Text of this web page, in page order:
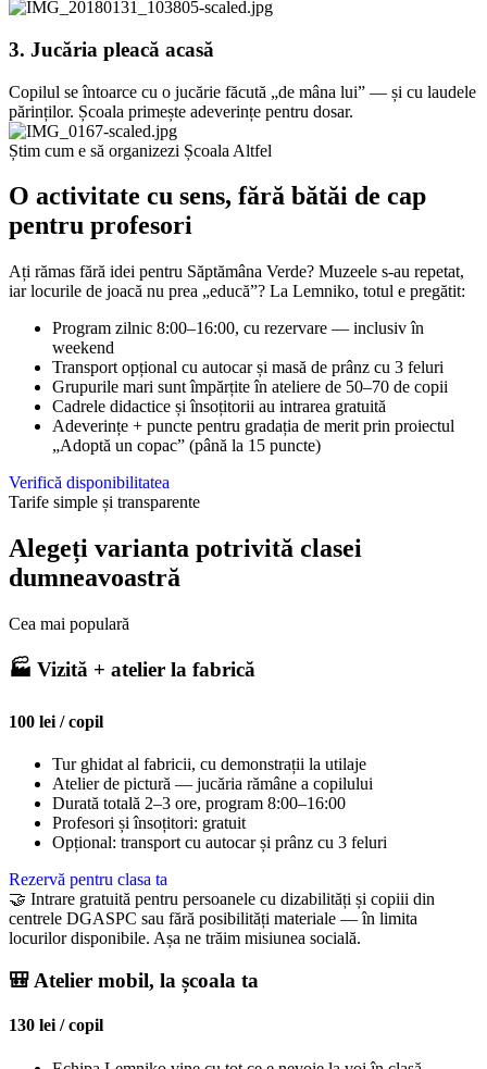
3. Jucăria pleacă acasă
Copilul se întoarce cu o jucărie făcută „de mâna lui” — și cu laudele
părinților. Școala primește adeverințe pentru dosar.
Știm cum e să organizezi Școala Altfel
O activitate cu sens, fără bătăi de cap
pentru profesori
Ați rămas fără idei pentru Săptămâna Verde? Muzeele s-au repetat,
iar locurile de joacă nu prea „educă”? La Lemniko, totul e pregătit:
Program zilnic 8:00–16:00, cu rezervare — inclusiv în
weekend
Transport opțional cu autocar și masă de prânz cu 3 feluri
Grupurile mari sunt împărțite în ateliere de 50–70 de copii
Cadrele didactice și însoțitorii au intrarea gratuită
Adeverințe + puncte pentru gradația de merit prin proiectul
„Adoptă un copac” (până la 15 puncte)
Verifică disponibilitatea
Tarife simple și transparente
Alegeți varianta potrivită clasei
dumneavoastră
Cea mai populară
🏭 Vizită + atelier la fabrică
100 lei / copil
Tur ghidat al fabricii, cu demonstrații la utilaje
Atelier de pictură — jucăria rămâne a copilului
Durată totală 2–3 ore, program 8:00–16:00
Profesori și însoțitori: gratuit
Opțional: transport cu autocar și prânz cu 3 feluri
Rezervă pentru clasa ta
🤝 Intrare gratuită pentru persoanele cu dizabilități și copiii din
centrele DGASPC sau fără posibilități materiale — în limita
locurilor disponibile. Așa ne trăim misiunea socială.
🎒 Atelier mobil, la școala ta
130 lei / copil